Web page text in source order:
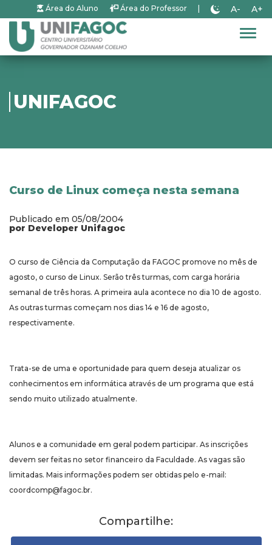
Área do Aluno Área do Professor A- A+
UNIFAGOC
Curso de Linux começa nesta semana
Publicado em 05/08/2004
por Developer Unifagoc
O curso de Ciência da Computação da FAGOC promove no mês de
agosto, o curso de Linux. Serão três turmas, com carga horária
semanal de três horas. A primeira aula acontece no dia 10 de agosto.
As outras turmas começam nos dias 14 e 16 de agosto,
respectivamente.
Trata-se de uma e oportunidade para quem deseja atualizar os
conhecimentos em informática através de um programa que está
sendo muito utilizado atualmente.
Alunos e a comunidade em geral podem participar. As inscrições
devem ser feitas no setor financeiro da Faculdade. As vagas são
limitadas. Mais informações podem ser obtidas pelo e-mail:
coordcomp@fagoc.br.
Compartilhe: